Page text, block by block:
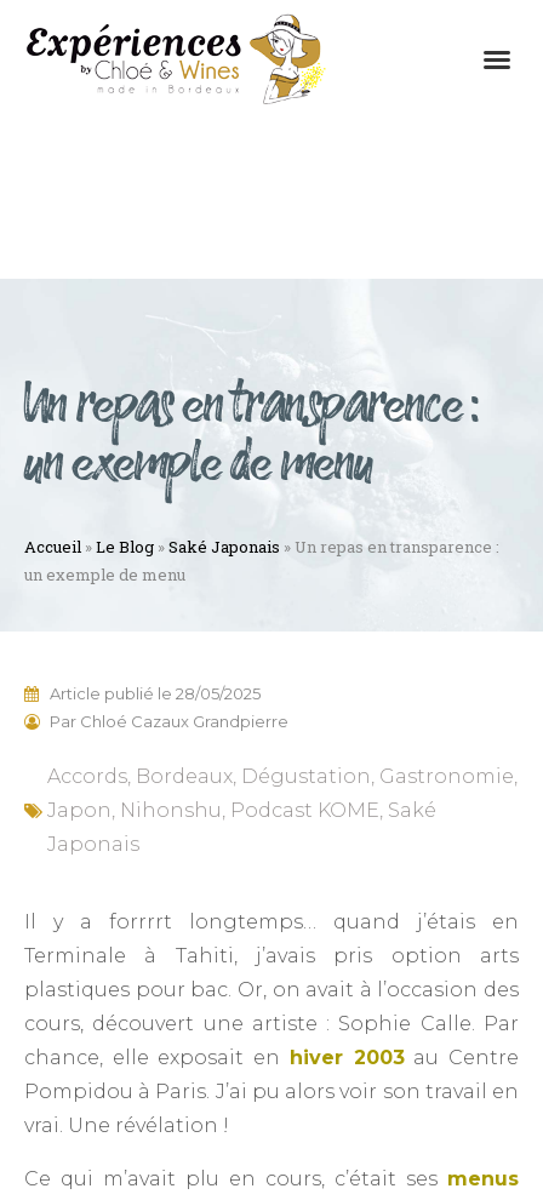
Un repas en transparence :
un exemple de menu
Accueil »Le Blog »Saké Japonais » Un repas en transparence :
un exemple de menu
Article publié le28/05/2025
Par Chloé Cazaux Grandpierre
Accords, Bordeaux, Dégustation, Gastronomie,
Japon, Nihonshu, Podcast KOME, Saké
Japonais
Il y a forrrrt longtemps… quand j’étais en
Terminale à Tahiti, j’avais pris option arts
plastiques pour bac. Or, on avait à l’occasion des
cours, découvert une artiste : Sophie Calle. Par
chance, elle exposait en hiver 2003au Centre
Pompidou à Paris. J’ai pu alors voir son travail en
vrai. Une révélation !
Ce qui m’avait plu en cours, c’était ses menus